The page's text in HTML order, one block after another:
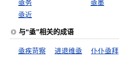
亟务 亟墨
亟近
与“亟”相关的成语
亟疾苛察 进退维亟 仆仆亟拜